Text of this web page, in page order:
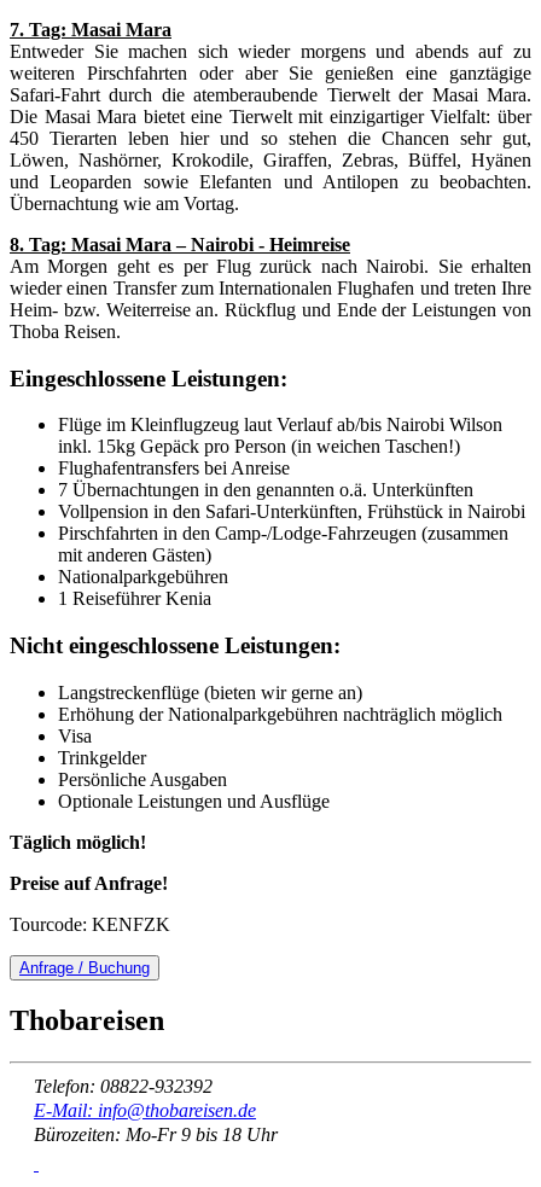
7. Tag: Masai Mara
Entweder Sie machen sich wieder morgens und abends auf zu
weiteren Pirschfahrten oder aber Sie genießen eine ganztägige
Safari-Fahrt durch die atemberaubende Tierwelt der Masai Mara.
Die Masai Mara bietet eine Tierwelt mit einzigartiger Vielfalt: über
450 Tierarten leben hier und so stehen die Chancen sehr gut,
Löwen, Nashörner, Krokodile, Giraffen, Zebras, Büffel, Hyänen
und Leoparden sowie Elefanten und Antilopen zu beobachten.
Übernachtung wie am Vortag.
8. Tag: Masai Mara – Nairobi - Heimreise
Am Morgen geht es per Flug zurück nach Nairobi. Sie erhalten
wieder einen Transfer zum Internationalen Flughafen und treten Ihre
Heim- bzw. Weiterreise an. Rückflug und Ende der Leistungen von
Thoba Reisen.
Eingeschlossene Leistungen:
Flüge im Kleinflugzeug laut Verlauf ab/bis Nairobi Wilson
inkl. 15kg Gepäck pro Person (in weichen Taschen!)
Flughafentransfers bei Anreise
7 Übernachtungen in den genannten o.ä. Unterkünften
Vollpension in den Safari-Unterkünften, Frühstück in Nairobi
Pirschfahrten in den Camp-/Lodge-Fahrzeugen (zusammen
mit anderen Gästen)
Nationalparkgebühren
1 Reiseführer Kenia
Nicht eingeschlossene Leistungen:
Langstreckenflüge (bieten wir gerne an)
Erhöhung der Nationalparkgebühren nachträglich möglich
Visa
Trinkgelder
Persönliche Ausgaben
Optionale Leistungen und Ausflüge
Täglich möglich!
Preise auf Anfrage!
Tourcode: KENFZK
Anfrage / Buchung
Thobareisen
Telefon: 08822-932392
E-Mail: info@thobareisen.de
Bürozeiten: Mo-Fr 9 bis 18 Uhr